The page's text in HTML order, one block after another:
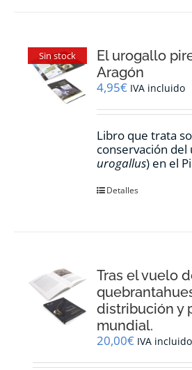
Sin stock
El urogallo
Aragón
4,95€ IVA incluido
Libro que trata
conservación del
urogallus) en el
Detalles
Tras el vuelo
distribución y
mundial.
20,00€ IVA incluido